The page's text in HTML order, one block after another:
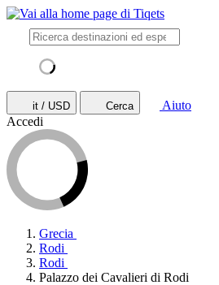
it / USD Cerca
Aiuto
Accedi
Grecia
Rodi
Rodi
Palazzo dei Cavalieri di Rodi